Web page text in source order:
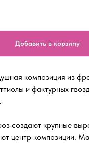
Добавить в корзину
композиция из
и фактурных
создают крупные
центр композиции.